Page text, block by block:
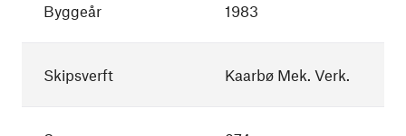
Byggeår 1983
Skipsverft Kaarbø Mek. Verk.